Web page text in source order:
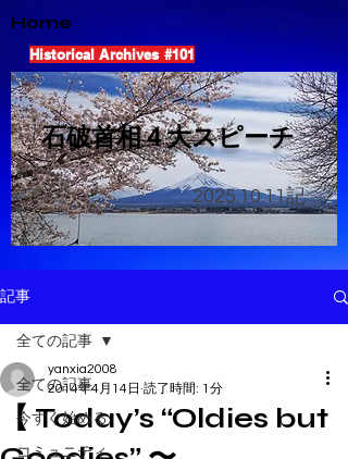
Home
Historical Archives #101
​石破首相４大スピーチ
2025.10.11記
記事
全ての記事
今すぐ始める
コミュニティ
全ての記事
【 Today’s “Oldies but
yanxia2008
2014年4月14日 読了時間: 1分